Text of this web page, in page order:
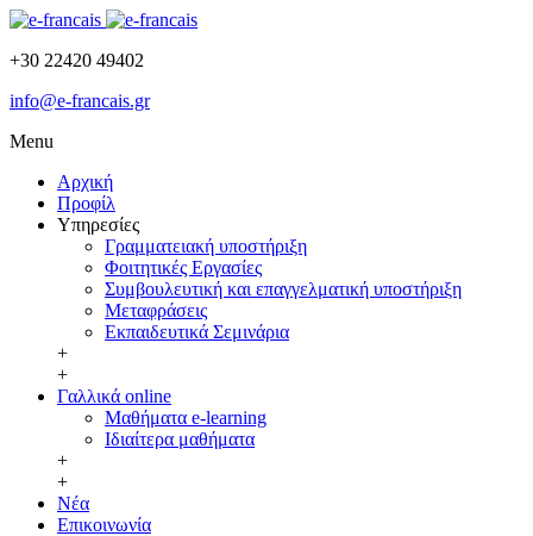
+30 22420 49402
info@e-francais.gr
Menu
Αρχική
Προφίλ
Υπηρεσίες
Γραμματειακή υποστήριξη
Φοιτητικές Εργασίες
Συμβουλευτική και επαγγελματική υποστήριξη
Μεταφράσεις
Εκπαιδευτικά Σεμινάρια
+
+
Γαλλικά online
Μαθήματα e-learning
Ιδιαίτερα μαθήματα
+
+
Νέα
Επικοινωνία